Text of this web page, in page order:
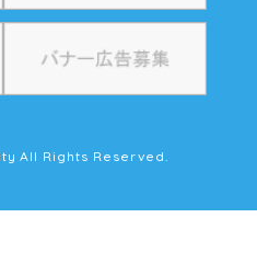
All Rights Reserved.